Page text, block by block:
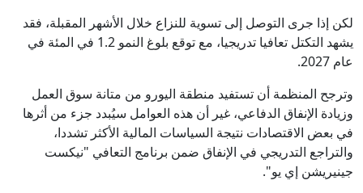
لكن إذا جرى التوصل إلى تسوية للنزاع خلال الأشهر المقبلة، فقد
يشهد التكتل تعافيا تدريجيا، مع توقع بلوغ النمو 1.2 في المئة في
عام 2027.
وترجح المنظمة أن تستفيد منطقة اليورو من متانة سوق العمل
وزيادة الإنفاق الدفاعي، غير أن هذه العوامل سيُبدد جزء من أثرها
في بعض الاقتصادات نتيجة السياسات المالية الأكثر تشددا،
والتراجع التدريجي في الإنفاق ضمن برنامج التعافي "نيكست
جينيريشن إي يو".